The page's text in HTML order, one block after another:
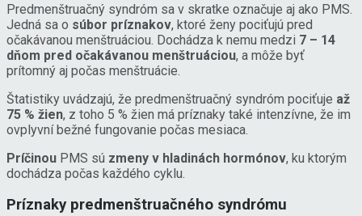
Predmenštruačný syndróm sa v skratke označuje aj ako PMS.
Jedná sa o súbor príznakov, ktoré ženy pociťujú pred
očakávanou menštruáciou. Dochádza k nemu medzi 7 – 14
dňom pred očakávanou menštruáciou, a môže byť
prítomný aj počas menštruácie.
Štatistiky uvádzajú, že predmenštruačný syndróm pociťuje až
75 % žien, z toho 5 % žien má príznaky také intenzívne, že im
ovplyvní bežné fungovanie počas mesiaca.
Príčinou PMS sú zmeny v hladinách hormónov, ku ktorým
dochádza počas každého cyklu.
Príznaky predmenštruačného syndrómu